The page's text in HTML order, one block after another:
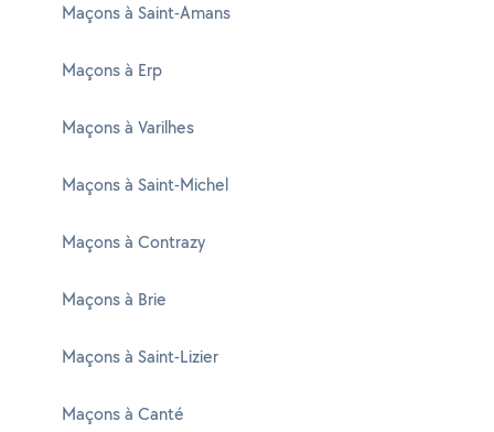
Maçons à Saint-Amans
Maçons à Erp
Maçons à Varilhes
Maçons à Saint-Michel
Maçons à Contrazy
Maçons à Brie
Maçons à Saint-Lizier
Maçons à Canté